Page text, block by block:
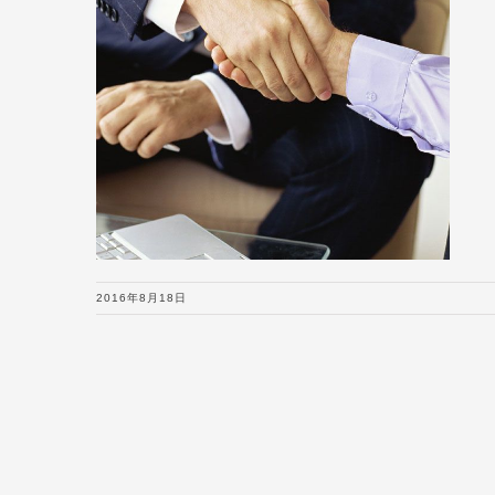
2016年8月18日